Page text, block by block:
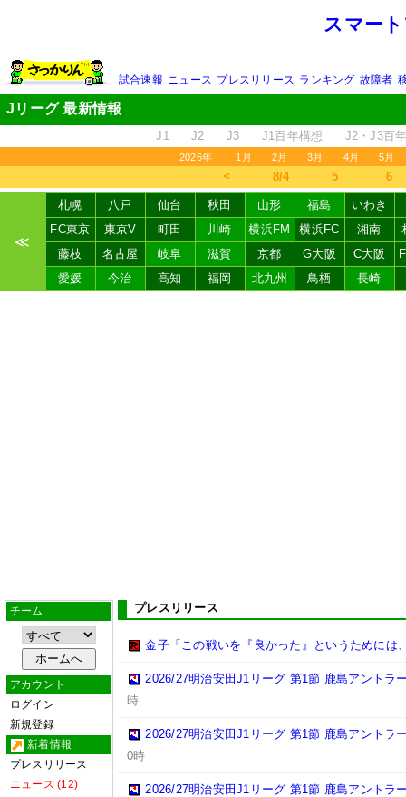
スマー
試合速報 ニュース プレスリリース ランキング 故障者
Jリーグ 最新情報
J1 J2 J3 J1百年構想 J2・J3百
2026年 1月 2月 3月 4月 5月
＜ 8/4 5 6
≪
札幌 八戸 仙台 秋田 山形 福島
いわき
FC東京
東京V 町田 川崎 横浜FM 横浜FC 湘南
藤枝
名古屋 岐阜 滋賀 京都 G大阪 C大阪
愛媛
今治 高知 福岡 北九州 鳥栖 長崎
チーム
アカウント
ログイン
新規登録
新着情報
プレスリリース
ニュース (12)
プレスリリース
金子「この戦いを『良かった』というためには
2026/27明治安田J1リーグ 第1節 鹿島アントラ
時
2026/27明治安田J1リーグ 第1節 鹿島アントラ
0時
2026/27明治安田J1リーグ 第1節 鹿島アントラ